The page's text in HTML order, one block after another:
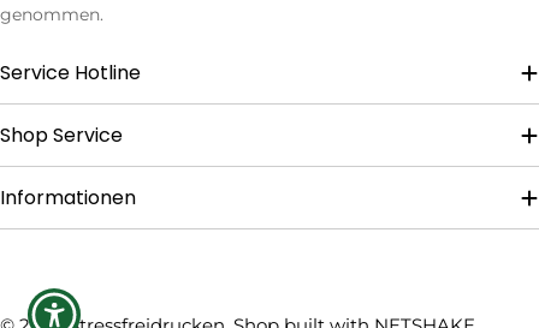
Service Hotline
Shop Service
Informationen
genommen.
Zahlungsmethoden